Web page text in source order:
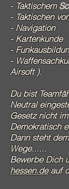
- Taktischem
- Taktischen
- Navigation
- Kartenkunde
-
-
Airsoft ).
Du bist
Neutral
Gesetznicht im
Demokratisch
Dann steht
Wege......
Bewerbe Dich
hessen.deauf